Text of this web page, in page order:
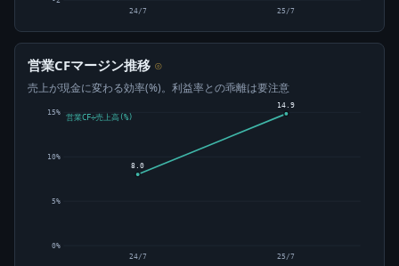
24/7 25/7
営業CFマージン推移 ⊙
売上が現金に変わる効率(%)。利益率との乖離は要注意
0%
5%
10%
15%
8.0
24/7
14.9
25/7
営業CF÷売上高(%)